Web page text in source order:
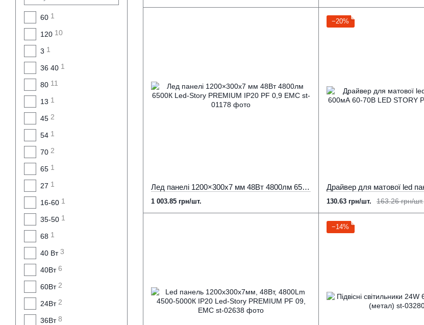
Лед панелі 1200×300х7 мм 48Вт 4800лм 6500К Led-Story PREMIUM IP20 PF 0,9 ЕМС
1 003.85 грн/шт.
−20%
163.26 грн/шт.
130.63 грн/шт.
−14%
60 1
120 10
3 1
36 40 1
80 11
13 1
45 2
54 1
70 2
65 1
27 1
16-60 1
35-50 1
68 1
40 Вт 3
40Вт 6
60Вт 2
24Вт 2
36Вт 8